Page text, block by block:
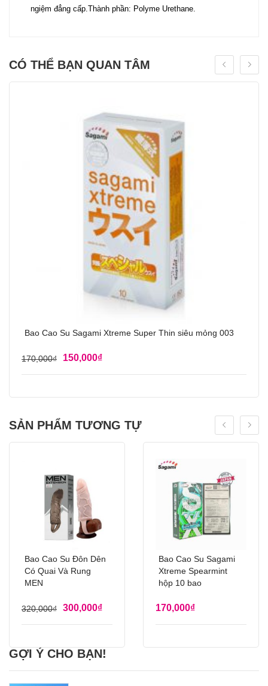
ngiệm đẳng cấp.Thành phần: Polyme Urethane.
CÓ THỂ BẠN QUAN TÂM
Bao Cao Su Sagami Xtreme Super Thin siêu mỏng 003
170,000₫ 150,000₫
SẢN PHẨM TƯƠNG TỰ
Bao Cao Su Đôn Dên
Có Quai Và Rung
MEN
320,000₫ 300,000₫
Bao Cao Su Sagami
Xtreme Spearmint
hộp 10 bao
170,000₫
GỢI Ý CHO BẠN!